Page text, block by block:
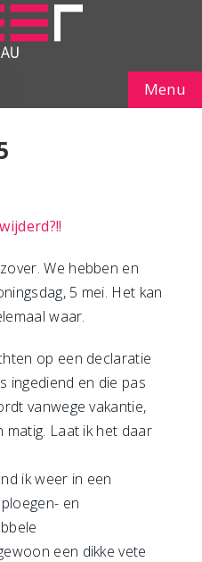
Menu
We hebben en
5 mei. Het kan
waar.
op een declaratie
ingediend en die pas
vanwege vakantie,
matig. Laat ik het daar
ik weer in een
en
een dikke vete